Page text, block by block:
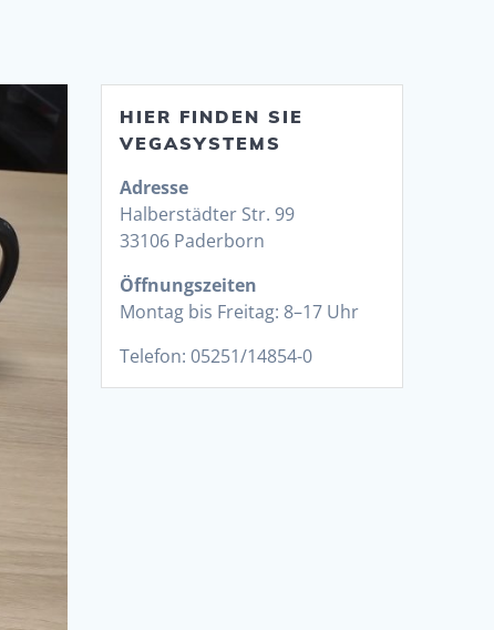
HIER FINDEN SIE
VEGASYSTEMS
Adresse
Halberstädter Str. 99
33106 Paderborn
Öffnungszeiten
Montag bis Freitag: 8–17 Uhr
Telefon: 05251/14854-0